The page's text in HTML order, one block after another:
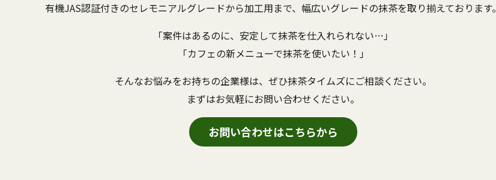
有機JAS認証付きのセレモニアルグレードから加工用まで、幅広いグレードの抹茶を取り揃えております。
「案件はあるのに、安定して抹茶を仕入れられない…」
「カフェの新メニューで抹茶を使いたい！」
そんなお悩みをお持ちの企業様は、ぜひ抹茶タイムズにご相談ください。
まずはお気軽にお問い合わせください。
お問い合わせはこちらから